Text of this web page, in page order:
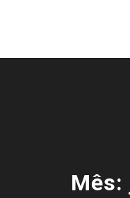
Mês: